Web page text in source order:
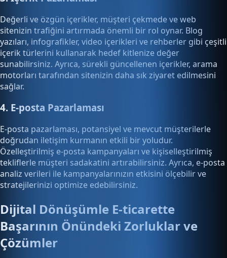
Değerli ve özgün içerikler, müşteri çekmede ve web
sitenizin trafiğini artırmada önemli bir rol oynar. Blog
yazıları, infografikler, video içerikleri ve rehberler gibi çeşitli
içerik türlerini kullanarak hedef kitlenize değer
sunabilirsiniz. Ayrıca, sürekli güncellenen içerikler, arama
motorları tarafından sitenizin daha sık ziyaret edilmesini
sağlar.
4. E-posta Pazarlaması
E-posta pazarlaması, potansiyel ve mevcut müşterilerle
doğrudan iletişim kurmanın etkili bir yoludur.
Özelleştirilmiş e-posta kampanyaları ve kişiselleştirilmiş
tekliflerle müşteri sadakatini artırabilirsiniz. Ayrıca, e-posta
analiz verileri ile kampanyalarınızın etkisini ölçebilir ve
stratejilerinizi optimize edebilirsiniz.
Dijital Dönüşümle E-ticarette
Başarının Önündeki Zorluklar ve
Çözümler